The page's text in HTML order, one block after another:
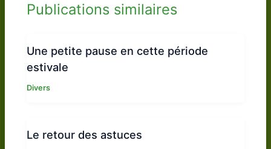
Publications similaires
Une petite pause en cette période
estivale
Divers
Le retour des astuces